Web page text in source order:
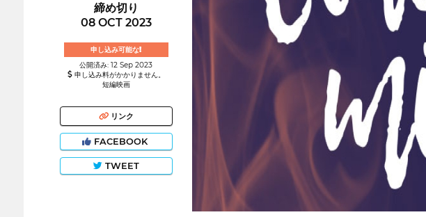
締め切り
08 OCT 2023
申し込み可能な!
公開済み: 12 Sep 2023
申し込み料がかかりません。
短編映画
リンク
FACEBOOK
TWEET